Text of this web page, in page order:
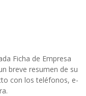
Ficha de Empresa
breve resumen de su
con los teléfonos, e-